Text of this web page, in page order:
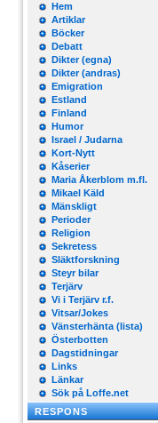
Hem
Artiklar
Böcker
Debatt
Dikter (egna)
Dikter (andras)
Emigration
Estland
Finland
Humor
Israel / Judarna
Kort-Nytt
Kåserier
Maria Åkerblom m.fl.
Mikael Käld
Mänskligt
Perioder
Religion
Sekretess
Släktforskning
Steyr bilar
Terjärv
Vi i Terjärv r.f.
Vitsar/Jokes
Vänsterhänta (lista)
Österbotten
Dagstidningar
Links
Länkar
Sök på Loffe.net
RESPONS